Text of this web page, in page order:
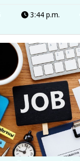
3:44 p.m.